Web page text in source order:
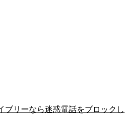
ブリーなら迷惑電話をブロックし